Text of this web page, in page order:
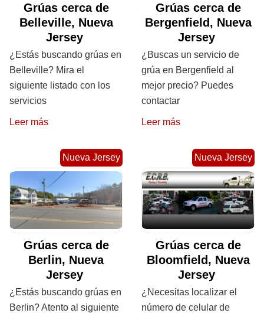
Grúas cerca de
Belleville, Nueva
Jersey
¿Estás buscando grúas en
Belleville? Mira el
siguiente listado con los
servicios
Leer más
Grúas cerca de
Bergenfield, Nueva
Jersey
¿Buscas un servicio de
grúa en Bergenfield al
mejor precio? Puedes
contactar
Leer más
Nueva Jersey
Grúas cerca de
Berlin, Nueva
Jersey
¿Estás buscando grúas en
Berlin? Atento al siguiente
Nueva Jersey
Grúas cerca de
Bloomfield, Nueva
Jersey
¿Necesitas localizar el
número de celular de